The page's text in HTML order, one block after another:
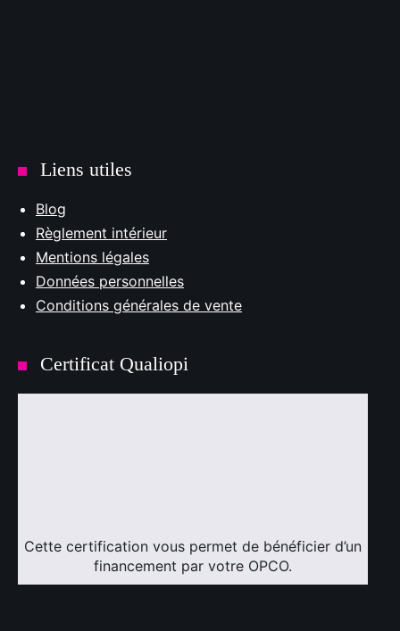
Liens utiles
Blog
Règlement intérieur
Mentions légales
Données personnelles
Conditions générales de vente
Certificat Qualiopi
Cette certification vous permet de bénéficier d’un
financement par votre OPCO.